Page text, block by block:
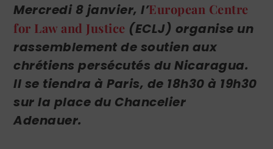
Mercredi 8 janvier, l’European Centre
for Law and Justice (ECLJ) organise un
rassemblement de soutien aux
chrétiens persécutés du Nicaragua.
Il se tiendra à Paris, de 18h30 à 19h30
sur la place du Chancelier
Adenauer.